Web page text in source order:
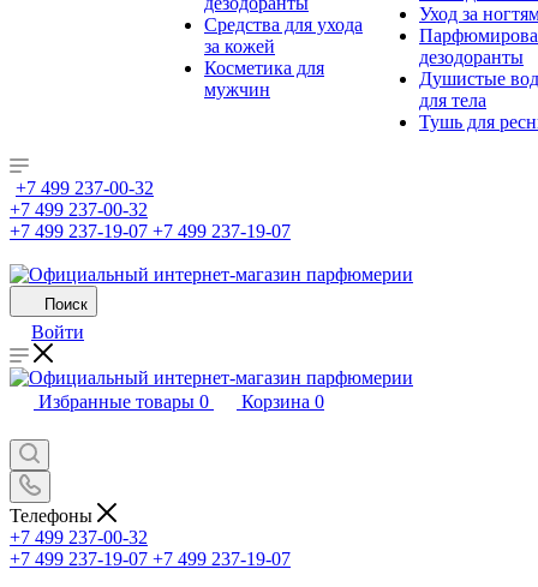
Средства для ухода
за кожей
Косметика для
мужчин
Уход за
дезодоранты
Душистые
для тела
Тушь для
+7 499 237-00-32
+7 499 237-00-32
+7 499 237-19-07 +7 499 237-19-07
Поиск
Войти
Избранные товары 0 Корзина 0
Телефоны
+7 499 237-00-32
+7 499 237-19-07 +7 499 237-19-07